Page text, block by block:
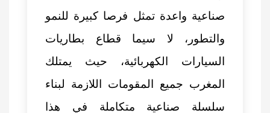
صناعية واعدة تمثل فرصا كبيرة للنمو
والتطور، لا سيما قطاع بطاريات
السيارات الكهربائية، حيث يمتلك
المغرب جميع المقومات اللازمة لبناء
سلسلة صناعية متكاملة في هذا